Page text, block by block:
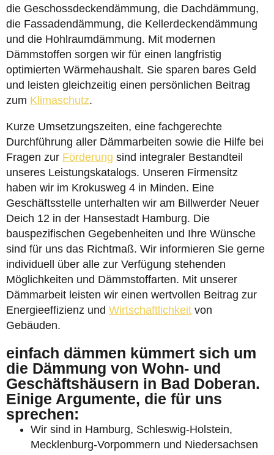
die Geschossdeckendämmung, die Dachdämmung,
die Fassadendämmung, die Kellerdeckendämmung
und die Hohlraumdämmung. Mit modernen
Dämmstoffen sorgen wir für einen langfristig
optimierten Wärmehaushalt. Sie sparen bares Geld
und leisten gleichzeitig einen persönlichen Beitrag
zum Klimaschutz.
Kurze Umsetzungszeiten, eine fachgerechte
Durchführung aller Dämmarbeiten sowie die Hilfe bei
Fragen zur Förderung sind integraler Bestandteil
unseres Leistungskatalogs. Unseren Firmensitz
haben wir im Krokusweg 4 in Minden. Eine
Geschäftsstelle unterhalten wir am Billwerder Neuer
Deich 12 in der Hansestadt Hamburg. Die
bauspezifischen Gegebenheiten und Ihre Wünsche
sind für uns das Richtmaß. Wir informieren Sie gerne
individuell über alle zur Verfügung stehenden
Möglichkeiten und Dämmstoffarten. Mit unserer
Dämmarbeit leisten wir einen wertvollen Beitrag zur
Energieeffizienz und Wirtschaftlichkeit von
Gebäuden.
einfach dämmen kümmert sich um
die Dämmung von Wohn- und
Geschäftshäusern in Bad Doberan.
Einige Argumente, die für uns
sprechen:
Wir sind in Hamburg, Schleswig-Holstein,
Mecklenburg-Vorpommern und Niedersachsen